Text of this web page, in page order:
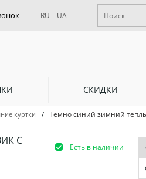
RU UA
СКИДКИ
куртки / Темно синий зимний
С
Есть в наличии